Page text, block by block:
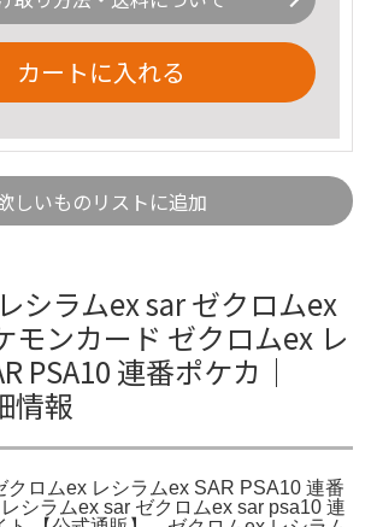
カートに入れる
しいものリストに追加
レシラムex sar ゼクロムex
モンカード ゼクロムex レ
PSA10 連番ポケカ｜
情報
クロムex レシラムex SAR PSA10 連番
シラムex sar ゼクロムex sar psa10 連